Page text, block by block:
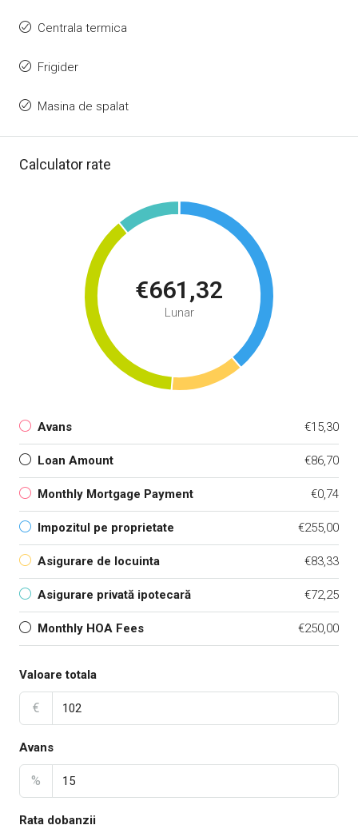
Centrala termica
Frigider
Masina de spalat
Calculator rate
€661,32
Lunar
Avans €15,30
Loan Amount €86,70
Monthly Mortgage Payment €0,74
Impozitul pe proprietate €255,00
Asigurare de locuinta €83,33
Asigurare privată ipotecară €72,25
Monthly HOA Fees €250,00
Valoare totala
€
Avans
%
Rata dobanzii